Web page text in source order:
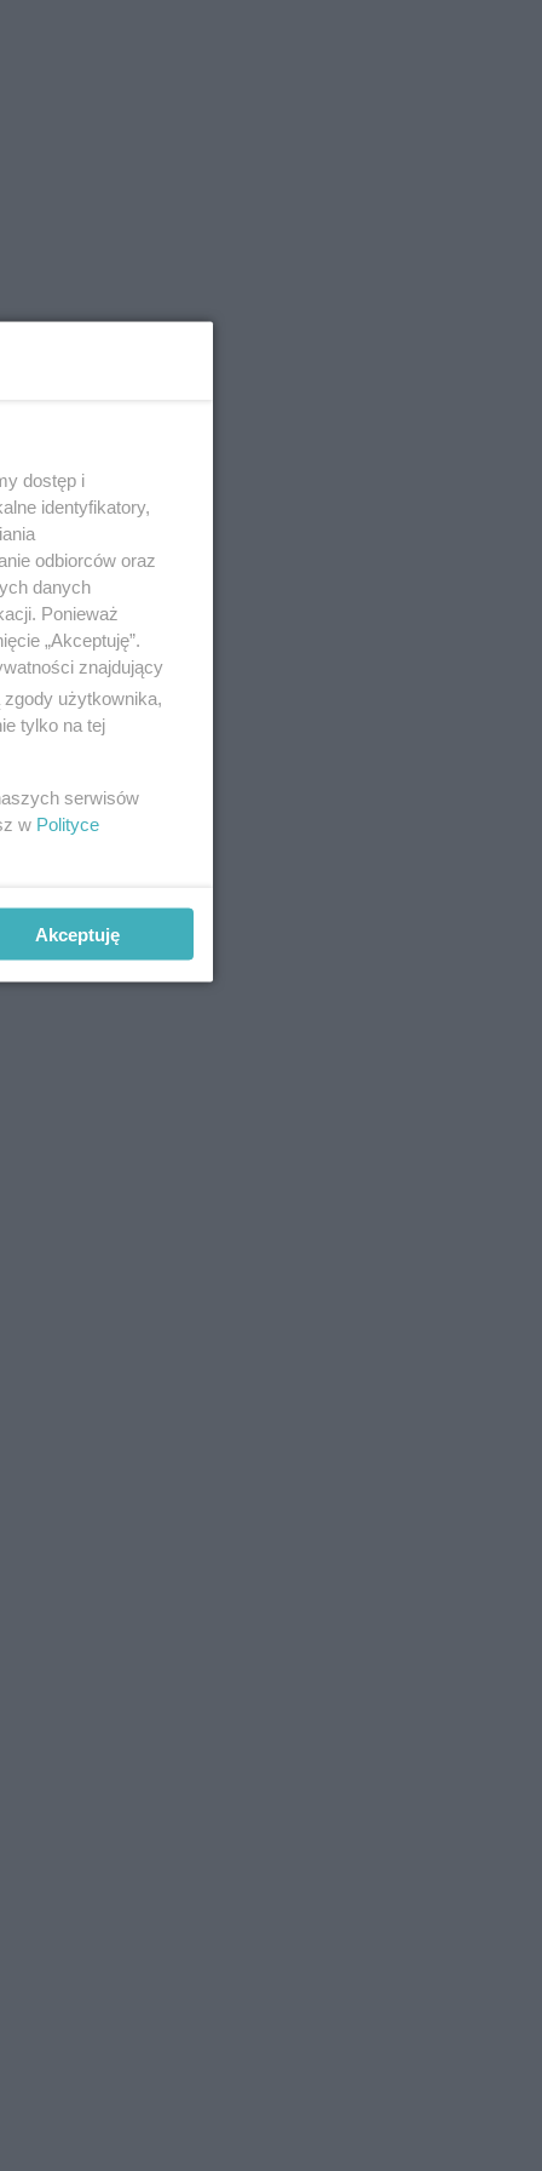
dostęp i
identyfikatory,
odbiorców oraz
danych
Ponieważ
„Akceptuję”.
znajdujący
użytkownika,
tylko na tej
serwisów
w Polityce
Akceptuję